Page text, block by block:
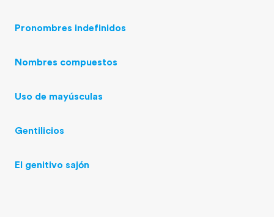
Pronombres indefinidos
Nombres compuestos
Uso de mayúsculas
Gentilicios
El genitivo sajón